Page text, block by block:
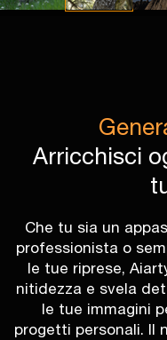
Arricchisci
Che tu sia un
professionista o
le tue riprese,
nitidezza e svela
le tue immagini
progetti personali. Il